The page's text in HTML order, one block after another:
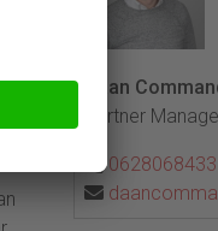
Daan
Partner
0628068433